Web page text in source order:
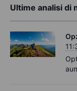
Ultime analisi di